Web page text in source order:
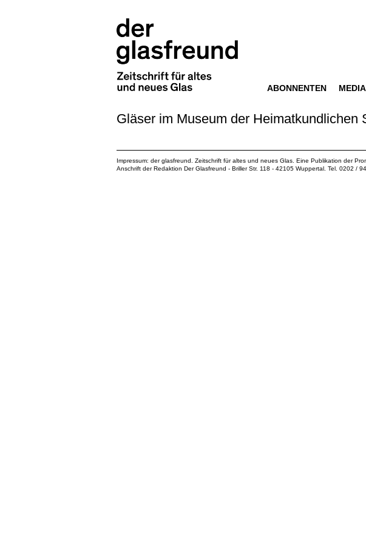
ABONNENTEN
Gläser im Museum der Heimatkundlichen
Impressum: der glasfreund. Zeitschrift für altes und neues Glas. Eine Publikation der
Anschrift der Redaktion Der Glasfreund - Briller Str. 118 - 42105 Wuppertal. Tel. 0202 /